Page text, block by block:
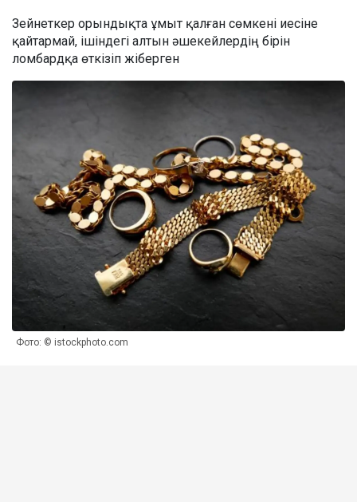
Зейнеткер орындықта ұмыт қалған сөмкені иесіне
қайтармай, ішіндегі алтын әшекейлердің бірін
ломбардқа өткізіп жіберген
Фото: © istockphoto.com